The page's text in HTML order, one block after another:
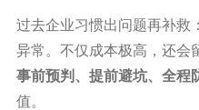
过去企业习惯出问题再补救
异常。不仅成本极高，还会
事前预判、提前避坑、全程
值。